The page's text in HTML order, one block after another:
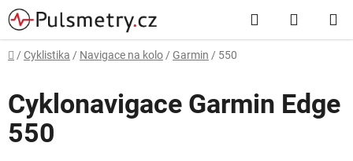
Přejít
na
obsah
Hledat
KOŠÍK
Domů
/ Cyklistika / Navigace na kolo / Garmin / 550
Cyklonavigace Garmin Edge
550